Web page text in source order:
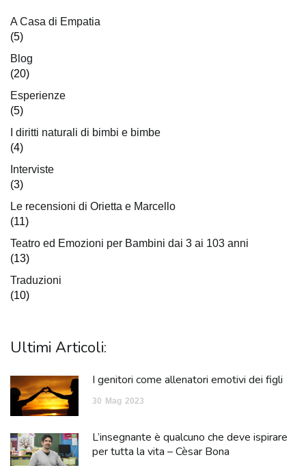
A Casa di Empatia
(5)
Blog
(20)
Esperienze
(5)
I diritti naturali di bimbi e bimbe
(4)
Interviste
(3)
Le recensioni di Orietta e Marcello
(11)
Teatro ed Emozioni per Bambini dai 3 ai 103 anni
(13)
Traduzioni
(10)
Ultimi Articoli:
I genitori come allenatori emotivi dei figli
30 Mag 2023
L’insegnante è qualcuno che deve ispirare
per tutta la vita – Cèsar Bona